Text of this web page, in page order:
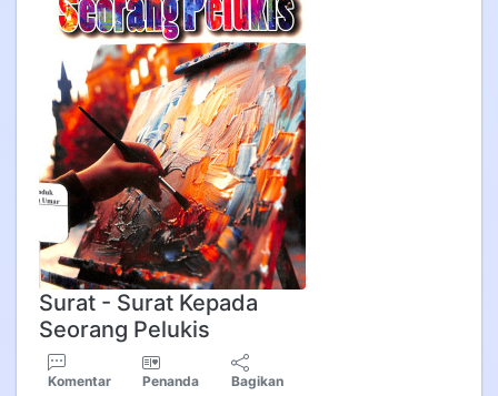
Surat - Surat Kepada
Seorang Pelukis
Komentar Penanda Bagikan